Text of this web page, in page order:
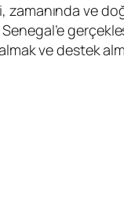
ve
ve destek